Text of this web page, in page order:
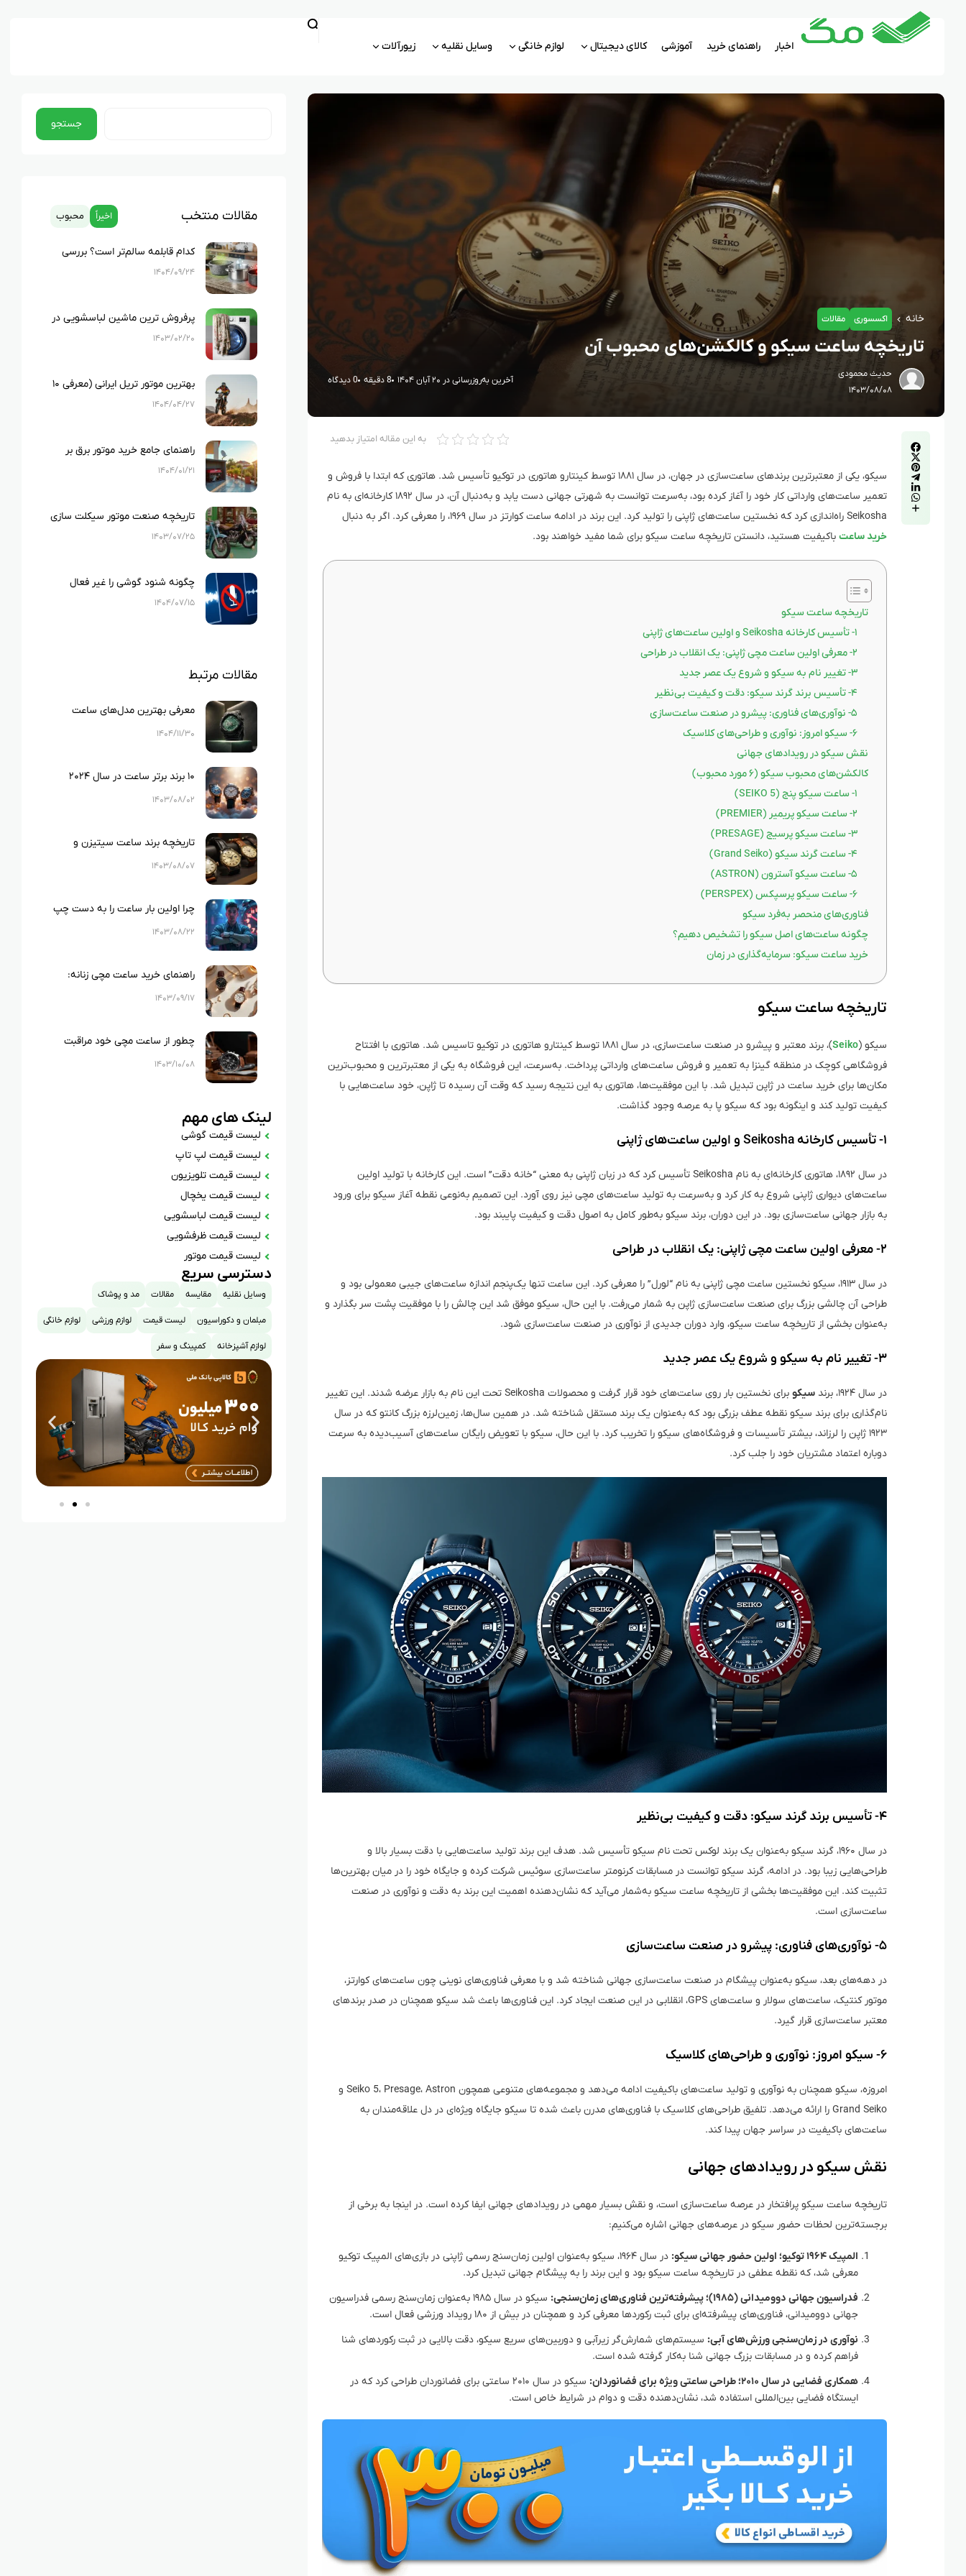
اخبار راهنمای خرید آموزشی کالای دیجیتال لوازم خانگی وسایل نقلیه زیورآلات
خانه اکسسوری مقالات
تاریخچه ساعت سیکو و کالکشن‌های محبوب آن
حدیث محمودی
۱۴۰۳/۰۸/۰۸
آخرین به‌روزرسانی در ۲۰ آبان ۱۴۰۴ 8 دقیقه 0 دیدگاه
به این مقاله امتیاز بدهید
سیکو، یکی از معتبرترین برندهای ساعت‌سازی در جهان، در سال ۱۸۸۱ توسط کینتارو هاتوری در توکیو تأسیس شد. هاتوری که ابتدا با فروش و
تعمیر ساعت‌های وارداتی کار خود را آغاز کرده بود، به‌سرعت توانست به شهرتی جهانی دست یابد و به‌دنبال آن، در سال ۱۸۹۲ کارخانه‌ای به نام
Seikosha راه‌اندازی کرد که نخستین ساعت‌های ژاپنی را تولید کرد. این برند در ادامه ساعت کوارتز در سال ۱۹۶۹، را معرفی کرد. اگر به دنبال
خرید ساعت باکیفیت هستید، دانستن تاریخچه ساعت سیکو برای شما مفید خواهند بود.
تاریخچه ساعت سیکو
۱- تأسیس کارخانه Seikosha و اولین ساعت‌های ژاپنی
۲- معرفی اولین ساعت مچی ژاپنی: یک انقلاب در طراحی
۳- تغییر نام به سیکو و شروع یک عصر جدید
۴- تأسیس برند گرند سیکو: دقت و کیفیت بی‌نظیر
۵- نوآوری‌های فناوری: پیشرو در صنعت ساعت‌سازی
۶- سیکو امروز: نوآوری و طراحی‌های کلاسیک
نقش سیکو در رویدادهای جهانی
کالکشن‌های محبوب سیکو (۶ مورد محبوب)
۱- ساعت سیکو پنج (SEIKO 5)
۲- ساعت سیکو پریمیر (PREMIER)
۳- ساعت سیکو پرسیج (PRESAGE)
۴- ساعت گرند سیکو (Grand Seiko)
۵- ساعت سیکو آسترون (ASTRON)
۶- ساعت سیکو پرسپکس (PERSPEX)
فناوری‌های منحصر به‌فرد سیکو
چگونه ساعت‌های اصل سیکو را تشخیص دهیم؟
خرید ساعت سیکو: سرمایه‌گذاری در زمان
تاریخچه ساعت سیکو
سیکو (Seiko
)، برند معتبر و پیشرو در صنعت ساعت‌سازی، در سال ۱۸۸۱ توسط کینتارو هاتوری در توکیو تاسیس شد. هاتوری با افتتاح
فروشگاهی کوچک در منطقه گینزا به تعمیر و فروش ساعت‌های وارداتی پرداخت. به‌سرعت، این فروشگاه به یکی از معتبرترین و محبوب‌ترین
مکان‌ها برای خرید ساعت در ژاپن تبدیل شد. با این موفقیت‌ها، هاتوری به این نتیجه رسید که وقت آن رسیده تا ژاپن، خود ساعت‌هایی با
کیفیت تولید کند و اینگونه بود که سیکو پا به عرصه وجود گذاشت.
۱- تأسیس کارخانه Seikosha و اولین ساعت‌های ژاپنی
در سال ۱۸۹۲، هاتوری کارخانه‌ای به نام Seikosha تأسیس کرد که در زبان ژاپنی به معنی “خانه دقت” است. این کارخانه با تولید اولین
ساعت‌های دیواری ژاپنی شروع به کار کرد و به‌سرعت به تولید ساعت‌های مچی نیز روی آورد. این تصمیم به‌نوعی نقطه آغاز سیکو برای ورود
به بازار جهانی ساعت‌سازی بود. در این دوران، برند سیکو به‌طور کامل به اصول دقت و کیفیت پایبند بود.
۲- معرفی اولین ساعت مچی ژاپنی: یک انقلاب در طراحی
در سال ۱۹۱۳، سیکو نخستین ساعت مچی ژاپنی به نام “لورل” را معرفی کرد. این ساعت تنها یک‌پنجم اندازه ساعت‌های جیبی معمولی بود و
طراحی آن چالشی بزرگ برای صنعت ساعت‌سازی ژاپن به شمار می‌رفت. با این حال، سیکو موفق شد این چالش را با موفقیت پشت سر بگذارد و
به‌عنوان بخشی از تاریخچه ساعت سیکو، وارد دوران جدیدی از نوآوری در صنعت ساعت‌سازی شود.
۳- تغییر نام به سیکو و شروع یک عصر جدید
در سال ۱۹۲۴، برند سیکو
برای نخستین بار روی ساعت‌های خود قرار گرفت و محصولات Seikosha تحت این نام به بازار عرضه شدند. این تغییر
نام‌گذاری برای برند سیکو نقطه عطف بزرگی بود که به‌عنوان یک برند مستقل شناخته شد. در همین سال‌ها، زمین‌لرزه بزرگ کانتو که در سال
۱۹۲۳ ژاپن را لرزاند، بیشتر تأسیسات و فروشگاه‌های سیکو را تخریب کرد. با این حال، سیکو با تعویض رایگان ساعت‌های آسیب‌دیده به سرعت
دوباره اعتماد مشتریان خود را جلب کرد.
۴- تأسیس برند گرند سیکو: دقت و کیفیت بی‌نظیر
در سال ۱۹۶۰، گرند سیکو به‌عنوان یک برند لوکس تحت نام سیکو تأسیس شد. هدف این برند تولید ساعت‌هایی با دقت بسیار بالا و
طراحی‌هایی زیبا بود. در ادامه، گرند سیکو توانست در مسابقات کرنومتر ساعت‌سازی سوئیس شرکت کرده و جایگاه خود را در میان بهترین‌ها
تثبیت کند. این موفقیت‌ها بخشی از تاریخچه ساعت سیکو به‌شمار می‌آید که نشان‌دهنده اهمیت این برند به دقت و نوآوری در صنعت
ساعت‌سازی است.
۵- نوآوری‌های فناوری: پیشرو در صنعت ساعت‌سازی
در دهه‌های بعد، سیکو به‌عنوان پیشگام در صنعت ساعت‌سازی جهانی شناخته شد و با معرفی فناوری‌های نوینی چون ساعت‌های کوارتز،
موتور کنتیک، ساعت‌های سولار و ساعت‌های GPS، انقلابی در این صنعت ایجاد کرد. این فناوری‌ها باعث شد سیکو همچنان در صدر برندهای
معتبر ساعت‌سازی قرار گیرد.
۶- سیکو امروز: نوآوری و طراحی‌های کلاسیک
امروزه، سیکو همچنان به نوآوری و تولید ساعت‌های باکیفیت ادامه می‌دهد و مجموعه‌های متنوعی همچون Seiko 5، Presage، Astron و
Grand Seiko را ارائه می‌دهد. تلفیق طراحی‌های کلاسیک با فناوری‌های مدرن باعث شده تا سیکو جایگاه ویژه‌ای در دل علاقه‌مندان به
ساعت‌های باکیفیت در سراسر جهان پیدا کند.
نقش سیکو در رویدادهای جهانی
تاریخچه ساعت سیکو پرافتخار در عرصه ساعت‌سازی است، و نقش بسیار مهمی در رویدادهای جهانی ایفا کرده است. در اینجا به برخی از
برجسته‌ترین لحظات حضور سیکو در عرصه‌های جهانی اشاره می‌کنیم:
المپیک ۱۹۶۴ توکیو؛ اولین حضور جهانی سیکو:
در سال ۱۹۶۴، سیکو به‌عنوان اولین زمان‌سنج رسمی ژاپنی در بازی‌های المپیک توکیو
معرفی شد، که نقطه عطفی در تاریخچه ساعت سیکو بود و این برند را به پیشگام جهانی تبدیل کرد.
فدراسیون جهانی دوومیدانی (۱۹۸۵)؛ پیشرفته‌ترین فناوری‌های زمان‌سنجی:
سیکو در سال ۱۹۸۵ به‌عنوان زمان‌سنج رسمی فدراسیون
جهانی دوومیدانی، فناوری‌های پیشرفته‌ای برای ثبت رکوردها معرفی کرد و همچنان در بیش از ۱۸۰ رویداد ورزشی فعال است.
نوآوری در زمان‌سنجی ورزش‌های آبی: سیستم‌های شمارش‌گر زیرآبی و دوربین‌های سریع سیکو، دقت بالایی در ثبت رکوردهای شنا
فراهم کرده و در مسابقات بزرگ جهانی شنا به‌کار گرفته شده است.
همکاری فضایی در سال ۲۰۱۰؛ طراحی ساعتی ویژه برای فضانوردان:
سیکو در سال ۲۰۱۰ ساعتی برای فضانوردان طراحی کرد که در
ایستگاه فضایی بین‌المللی استفاده شد، نشان‌دهنده دقت و دوام در شرایط خاص است.
جستجو
مقالات منتخب اخیراً محبوب
کدام قابلمه سالم‌تر است؟ بررسی
کامل چدن، استیل، گرانیت و تفلون
۱۴۰۴/۰۹/۲۴
پرفروش ترین ماشین لباسشویی در
ایران
۱۴۰۳/۰۲/۲۰
بهترین موتور تریل ایرانی (معرفی ۱۰
نمونه بهترین تریل های ایرانی)
۱۴۰۴/۰۴/۲۷
راهنمای جامع خرید موتور برق بر
اساس متراژ خانه و لوازم خانگی
۱۴۰۴/۰۱/۲۱
تاریخچه صنعت موتور سیکلت سازی
در ایران
۱۴۰۳/۰۷/۲۵
چگونه شنود گوشی را غیر فعال
کنیم؟
۱۴۰۴/۰۷/۱۵
مقالات مرتبط
معرفی بهترین مدل‌های ساعت
کاسیو
۱۴۰۴/۱۱/۳۰
۱۰ برند برتر ساعت در سال ۲۰۲۴
۱۴۰۳/۰۸/۰۲
تاریخچه برند ساعت سیتیزن و
معرفی ساعت‌های محبوب
۱۴۰۳/۰۸/۰۷
چرا اولین بار ساعت را به دست چپ
بستند؟حقیقتی که مخفی مانده!
۱۴۰۳/۰۸/۲۲
راهنمای خرید ساعت مچی زنانه:
زیبایی و دقت در یک انتخاب
۱۴۰۳/۰۹/۱۷
چطور از ساعت مچی خود مراقبت
کنیم؟
۱۴۰۳/۱۰/۰۸
لینک های مهم
لیست قیمت گوشی
لیست قیمت لپ تاپ
لیست قیمت تلویزیون
لیست قیمت یخچال
لیست قیمت لباسشویی
لیست قیمت ظرفشویی
لیست قیمت موتور
دسترسی سریع
وسایل نقلیه مقایسه مقالات مد و پوشاک
مبلمان و دکوراسیون لیست قیمت لوازم ورزشی لوازم خانگی
لوازم آشپزخانه کمپینگ و سفر